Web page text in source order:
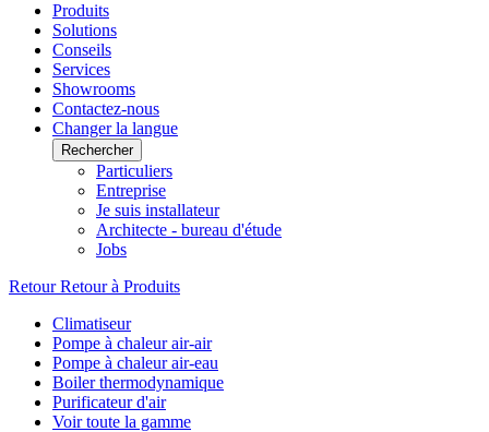
Produits
Solutions
Conseils
Services
Showrooms
Contactez-nous
Changer la langue
Rechercher
Particuliers
Entreprise
Je suis installateur
Architecte - bureau d'étude
Jobs
Retour Retour à Produits
Climatiseur
Pompe à chaleur air-air
Pompe à chaleur air-eau
Boiler thermodynamique
Purificateur d'air
Voir toute la gamme